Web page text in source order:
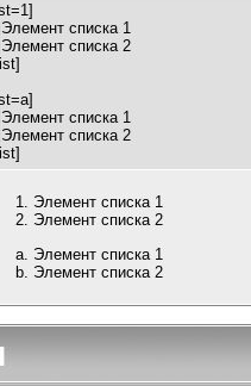
списка 1
списка 2
списка 1
списка 2
Элемент списка 1
Элемент списка 2
Элемент списка 1
Элемент списка 2